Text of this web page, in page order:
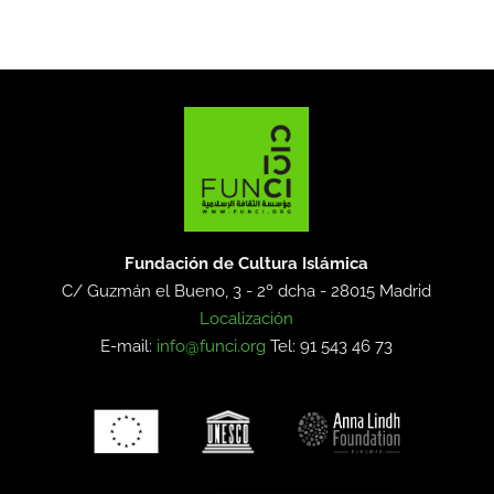
Fundación de Cultura Islámica
C/ Guzmán el Bueno, 3 - 2º dcha -28015 Madrid
Localización
E-mail: info@funci.org Tel: 91 543 46 73